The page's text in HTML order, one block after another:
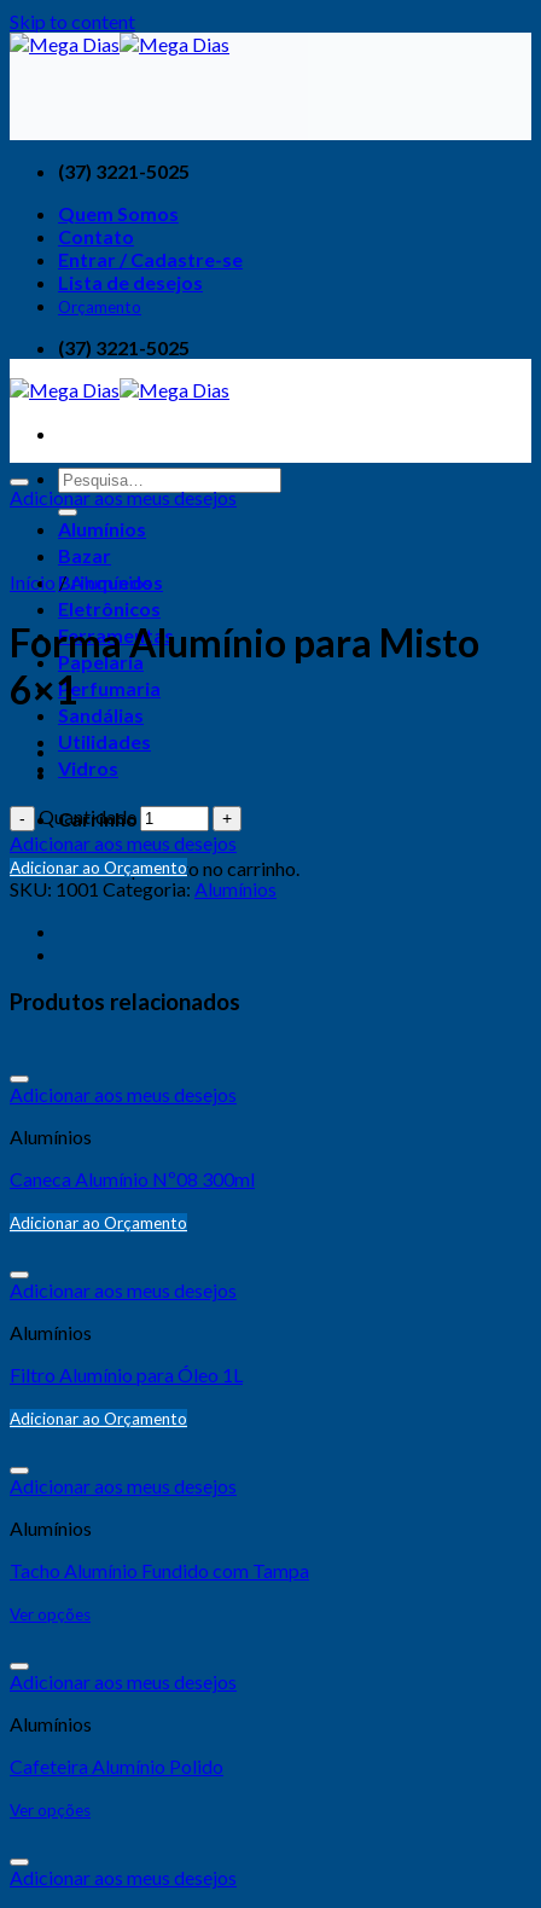
Skip to content
(37) 3221-5025
Quem Somos
Contato
Entrar / Cadastre-se
Lista de desejos
Orçamento
(37) 3221-5025
Alumínios
Bazar
Brinquedos
Eletrônicos
Ferramentas
Papelaria
Perfumaria
Sandálias
Utilidades
Vidros
Carrinho
Nenhum produto no carrinho.
Adicionar aos meus desejos
Início /Alumínios
Forma Alumínio para Misto
6×1
Quantidade
Adicionar aos meus desejos
Adicionar ao Orçamento
SKU: 1001 Categoria: Alumínios
Produtos relacionados
Adicionar aos meus desejos
Alumínios
Caneca Alumínio Nº08 300ml
Adicionar ao Orçamento
Adicionar aos meus desejos
Alumínios
Filtro Alumínio para Óleo 1L
Adicionar ao Orçamento
Adicionar aos meus desejos
Alumínios
Tacho Alumínio Fundido com Tampa
Ver opções
Adicionar aos meus desejos
Alumínios
Cafeteira Alumínio Polido
Ver opções
Adicionar aos meus desejos